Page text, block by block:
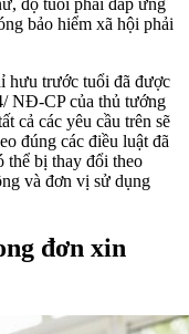
độ tuổi phải đáp ứng
bảo hiểm xã hội phải
hưu trước tuổi đã được
NĐ-CP của thủ tướng
cả các yêu cầu trên sẽ
đúng các điều luật đã
thể bị thay đổi theo
và đơn vị sử dụng
đơn xin